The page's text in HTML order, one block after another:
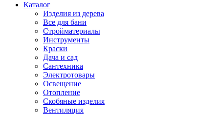
Каталог
Изделия из дерева
Все для бани
Стройматериалы
Инструменты
Краски
Дача и сад
Сантехника
Электротовары
Освещение
Отопление
Скобяные изделия
Вентиляция